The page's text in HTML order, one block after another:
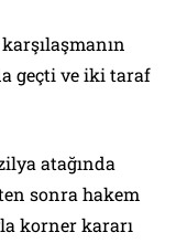
geçti ve iki taraf
atağında
sonra hakem
korner kararı